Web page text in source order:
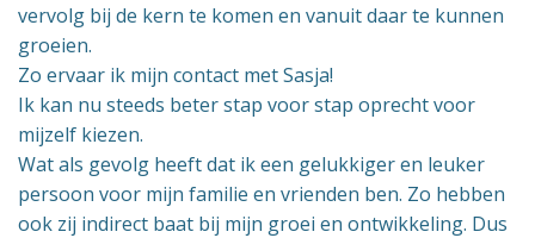
vervolg bij de kern te komen en vanuit daar te kunnen
groeien.
Zo ervaar ik mijn contact met Sasja!
Ik kan nu steeds beter stap voor stap oprecht voor
mijzelf kiezen.
Wat als gevolg heeft dat ik een gelukkiger en leuker
persoon voor mijn familie en vrienden ben. Zo hebben
ook zij indirect baat bij mijn groei en ontwikkeling. Dus